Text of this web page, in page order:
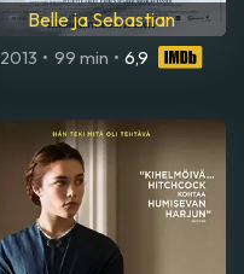
Belle ja Sebastian
2013 • 99 min • 6,9